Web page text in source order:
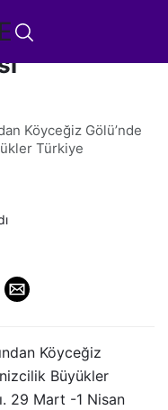
Köyceğiz Gölü’nde
Türkiye
Köyceğiz
Büyükler
29 Mart -1 Nisan